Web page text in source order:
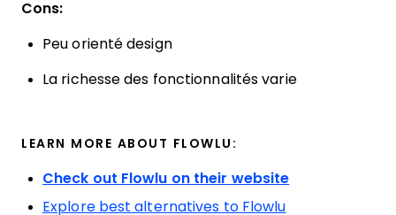
Cons:
Peu orienté design
La richesse des fonctionnalités varie
LEARN MORE ABOUT FLOWLU:
Check out Flowlu on their website
Explore best alternatives to Flowlu